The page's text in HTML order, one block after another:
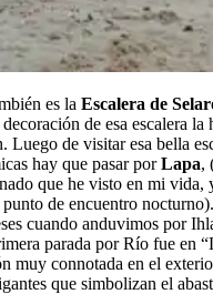
es la Escalera de
de esa escalera la
Luego de visitar esa bella
hay que pasar porLapa,
que he visto en mi vida,
de encuentro
cuando anduvimos por
parada por Río fue en
muy connotada en el
que simbolizan el